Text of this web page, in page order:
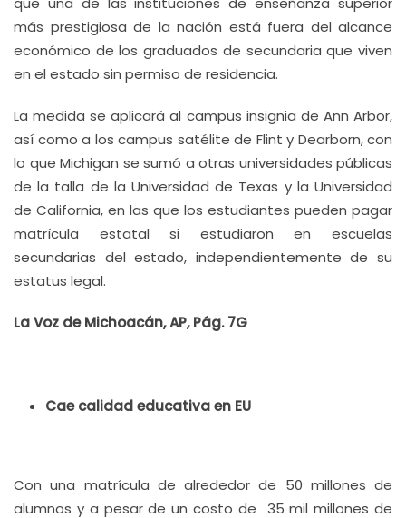
más prestigiosa de la nación está fuera del alcance
económico de los graduados de secundaria que viven
en el estado sin permiso de residencia.
La medida se aplicará al campus insignia de Ann Arbor,
así como a los campus satélite de Flint y Dearborn, con
lo que Michigan se sumó a otras universidades públicas
de la talla de la Universidad de Texas y la Universidad
de California, en las que los estudiantes pueden pagar
matrícula estatal si estudiaron en escuelas
secundarias del estado, independientemente de su
estatus legal.
La Voz de Michoacán, AP, Pág. 7G
Cae calidad educativa en EU
Con una matrícula de alrededor de 50 millones de
alumnos y a pesar de un costo de 35 mil millones de